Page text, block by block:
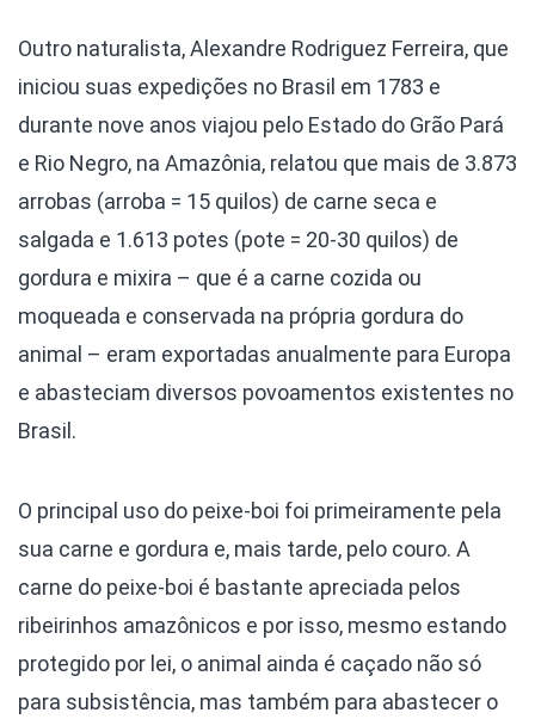
Outro naturalista, Alexandre Rodriguez Ferreira, que
iniciou suas expedições no Brasil em 1783 e
durante nove anos viajou pelo Estado do Grão Pará
e Rio Negro, na Amazônia, relatou que mais de 3.873
arrobas (arroba = 15 quilos) de carne seca e
salgada e 1.613 potes (pote = 20-30 quilos) de
gordura e mixira – que é a carne cozida ou
moqueada e conservada na própria gordura do
animal – eram exportadas anualmente para Europa
e abasteciam diversos povoamentos existentes no
Brasil.
O principal uso do peixe-boi foi primeiramente pela
sua carne e gordura e, mais tarde, pelo couro. A
carne do peixe-boi é bastante apreciada pelos
ribeirinhos amazônicos e por isso, mesmo estando
protegido por lei, o animal ainda é caçado não só
para subsistência, mas também para abastecer o